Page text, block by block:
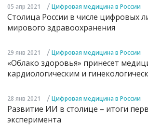
05 апр 2021 / Цифровая медицина в России
Столица России в числе цифровых
мирового здравоохранения
29 янв 2021 / Цифровая медицина в России
«Облако здоровья» принесет
кардиологическим и
28 янв 2021 / Цифровая медицина в России
Развитие ИИ в столице – итоги
эксперимента